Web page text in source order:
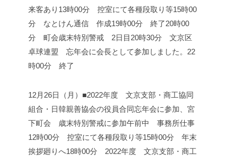
来客あり 13時00分 控室にて各種段取り等15時00
分 なとけん通信 作成19時00分 終了20時00
分 町会歳末特別警戒 2日目 20時30分 文京区
卓球連盟 忘年会に会長として参加しました。 22
時00分 終了
12月26日（月）■2022年度 文京支部・商工協同
組合・日韓親善協会の役員合同忘年会に参加、宮
下町会 歳末特別警戒に参加午前中 事務所仕事
12時00分 控室にて各種段取り等15時00分 年末
挨拶廻りへ18時00分 2022年度 文京支部・商工